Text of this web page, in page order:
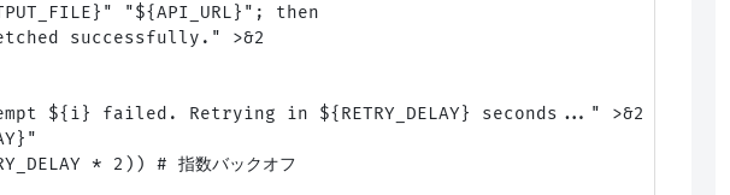
"${API_URL}"; then
successfully." >&2
${i} failed. Retrying in ${RETRY_DELAY} seconds..." >&2
* 2)) # 指数バックオフ